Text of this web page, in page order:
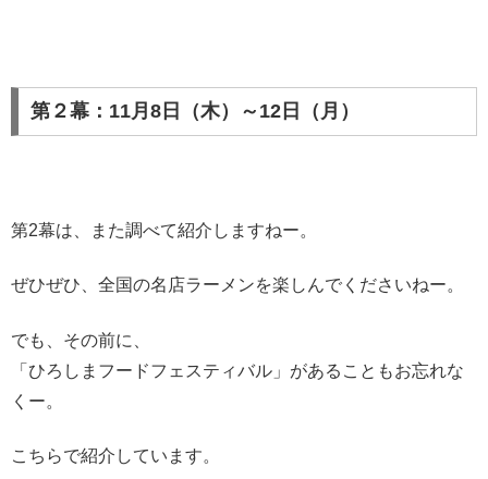
第２幕：11月8日（木）～12日（月）
第2幕は、また調べて紹介しますねー。
ぜひぜひ、全国の名店ラーメンを楽しんでくださいねー。
でも、その前に、
「ひろしまフードフェスティバル」があることもお忘れな
くー。
こちらで紹介しています。